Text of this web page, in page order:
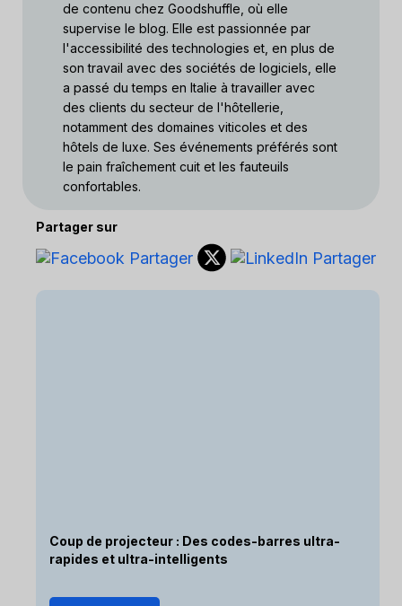
de contenu chez Goodshuffle, où elle
supervise le blog. Elle est passionnée par
l'accessibilité des technologies et, en plus de
son travail avec des sociétés de logiciels, elle
a passé du temps en Italie à travailler avec
des clients du secteur de l'hôtellerie,
notamment des domaines viticoles et des
hôtels de luxe. Ses événements préférés sont
le pain fraîchement cuit et les fauteuils
confortables.
Partager sur
Coup de projecteur : Des codes-barres ultra-
rapides et ultra-intelligents